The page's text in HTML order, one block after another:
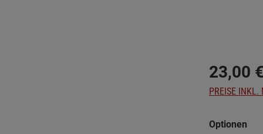
23,00 €
PREISE INKL.
Optionen